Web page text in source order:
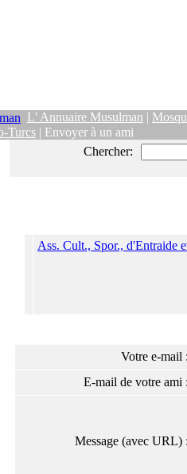
L' Annuaire Musulman |
Turcs | Envoyer à un ami
Chercher:
Ass. Cult., Spor., d'Entraide
Votre e-mail :
E-mail de votre ami :
Message (avec URL) :